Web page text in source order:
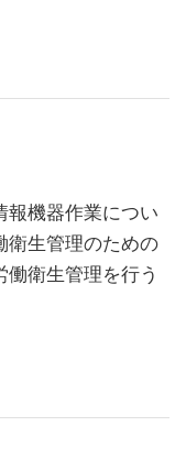
報機器作業につい
衛生管理のための
衛生管理を行う